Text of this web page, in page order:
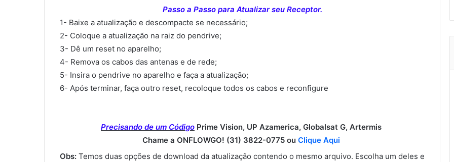
Passo a Passo para Atualizar seu Receptor.
1- Baixe a atualização e descompacte se necessário;
2- Coloque a atualização na raiz do pendrive;
3- Dê um reset no aparelho;
4- Remova os cabos das antenas e de rede;
5- Insira o pendrive no aparelho e faça a atualização;
6- Após terminar, faça outro reset, recoloque todos os cabos e reconfigure
Precisando de um Código Prime Vision, UP Azamerica, Globalsat G, Artermis
Chame a ONFLOWGO! (31) 3822-0775 ou Clique Aqui
Obs: Temos duas opções de download da atualização contendo o mesmo arquivo. Escolha um deles e